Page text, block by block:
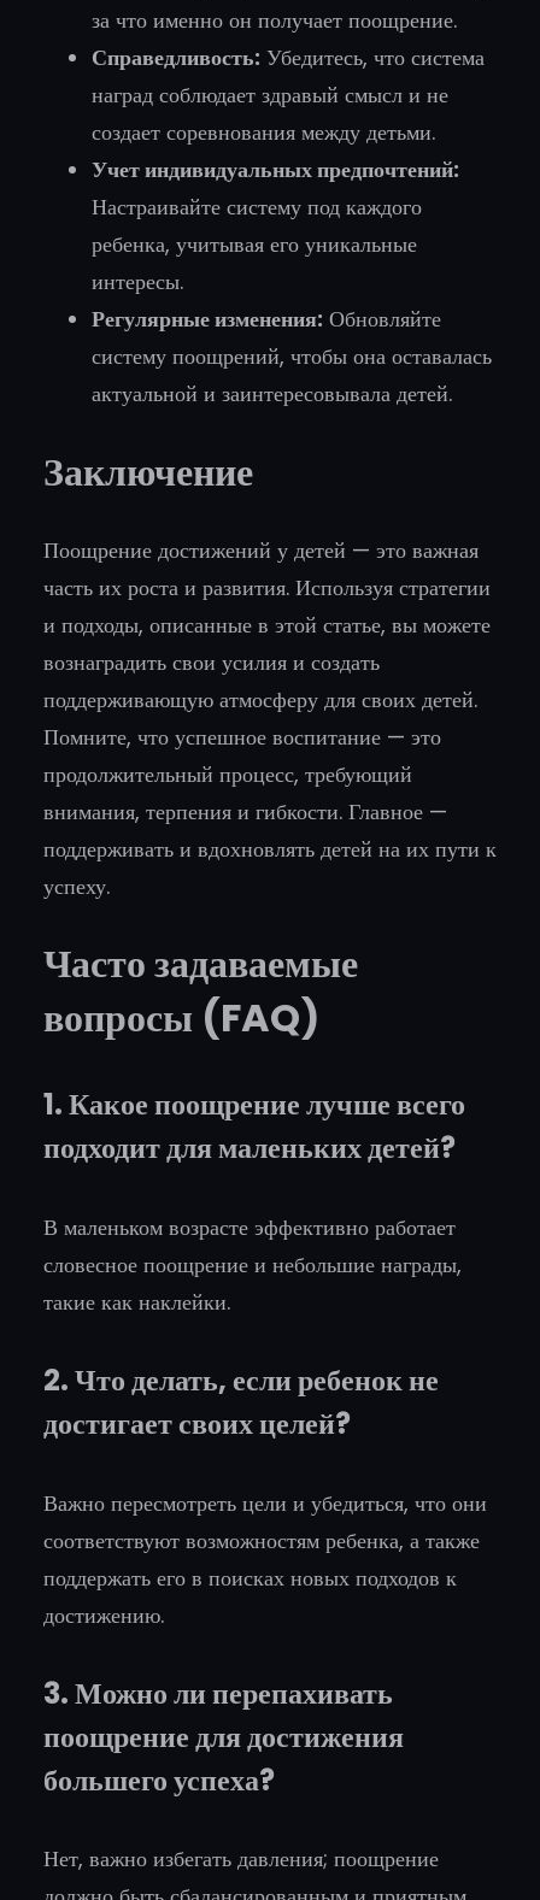
за что именно он получает поощрение.
Справедливость: Убедитесь, что система
наград соблюдает здравый смысл и не
создает соревнования между детьми.
Учет индивидуальных предпочтений:
Настраивайте систему под каждого
ребенка, учитывая его уникальные
интересы.
Регулярные изменения: Обновляйте
систему поощрений, чтобы она оставалась
актуальной и заинтересовывала детей.
Заключение
Поощрение достижений у детей — это важная
часть их роста и развития. Используя стратегии
и подходы, описанные в этой статье, вы можете
вознаградить свои усилия и создать
поддерживающую атмосферу для своих детей.
Помните, что успешное воспитание — это
продолжительный процесс, требующий
внимания, терпения и гибкости. Главное —
поддерживать и вдохновлять детей на их пути к
успеху.
Часто задаваемые
вопросы (FAQ)
1. Какое поощрение лучше всего
подходит для маленьких детей?
В маленьком возрасте эффективно работает
словесное поощрение и небольшие награды,
такие как наклейки.
2. Что делать, если ребенок не
достигает своих целей?
Важно пересмотреть цели и убедиться, что они
соответствуют возможностям ребенка, а также
поддержать его в поисках новых подходов к
достижению.
3. Можно ли перепахивать
поощрение для достижения
большего успеха?
Нет, важно избегать давления; поощрение